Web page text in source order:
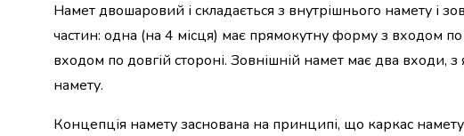
Кіноа
Кукурудзяна
крупа
Перлова
Намет двошаровий і складається з внутрішнього намету і
частин: одна (на 4 місця) має прямокутну форму з входом
входом по довгій стороні. Зовнішній намет має два
намету.
Концепція намету заснована на принципі, що каркас